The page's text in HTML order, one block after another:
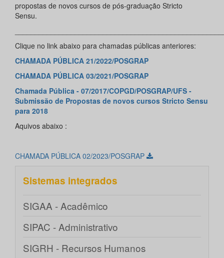
propostas de novos cursos de pós-graduação Stricto
Sensu.
Clique no link abaixo para chamadas públicas anteriores:
CHAMADA PÚBLICA 21/2022/POSGRAP
CHAMADA PÚBLICA 03/2021/POSGRAP
Chamada Pública - 07/2017/COPGD/POSGRAP/UFS -
Submissão de Propostas de novos cursos Stricto Sensu
para 2018
Aquivos abaixo :
CHAMADA PÚBLICA 02/2023/POSGRAP
Sistemas integrados
SIGAA - Acadêmico
SIPAC - Administrativo
SIGRH - Recursos Humanos